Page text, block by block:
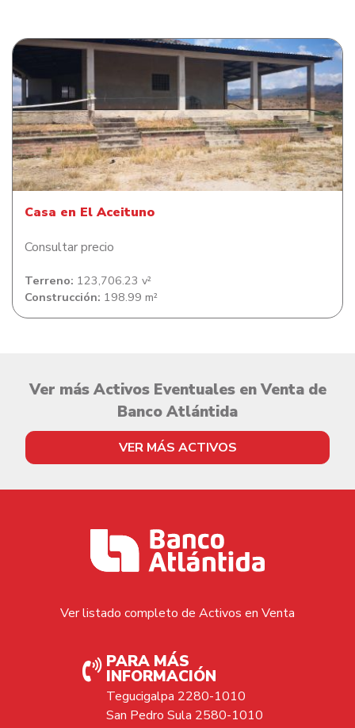
Casa en El Aceituno
Casa en El Aceituno
Consultar precio
Terreno: 123,706.23 v²
Construcción: 198.99 m²
Ver más Activos Eventuales en Venta de
Banco Atlántida
VER MÁS ACTIVOS
Ver listado completo de Activos en Venta
PARA MÁS
INFORMACIÓN
Tegucigalpa 2280-1010
San Pedro Sula 2580-1010